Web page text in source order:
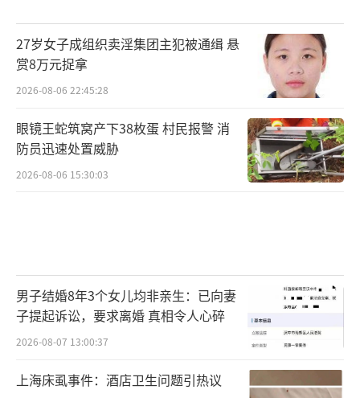
27岁女子成组织卖淫集团主犯被通缉 悬
赏8万元捉拿
2026-08-06 22:45:28
眼镜王蛇筑窝产下38枚蛋 村民报警 消
防员迅速处置威胁
2026-08-06 15:30:03
男子结婚8年3个女儿均非亲生：已向妻
子提起诉讼，要求离婚 真相令人心碎
2026-08-07 13:00:37
上海床虱事件：酒店卫生问题引热议